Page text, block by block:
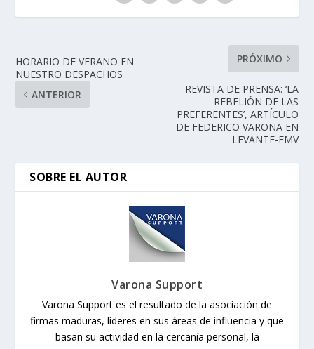
HORARIO DE VERANO EN
NUESTRO DESPACHOS
ANTERIOR
PRÓXIMO
REVISTA DE PRENSA: ‘LA
REBELIÓN DE LAS
PREFERENTES’, ARTÍCULO
DE FEDERICO VARONA EN
LEVANTE-EMV
SOBRE EL AUTOR
Varona Support
Varona Support es el resultado de la asociación de
firmas maduras, líderes en sus áreas de influencia y que
basan su actividad en la cercanía personal, la